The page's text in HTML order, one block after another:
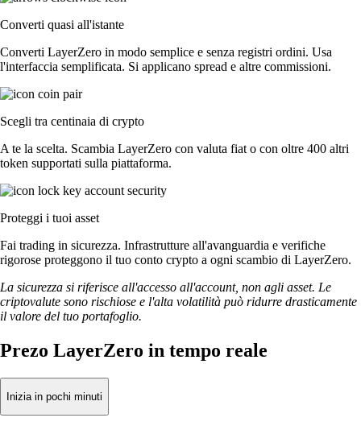
Converti quasi all'istante
Converti LayerZero in modo semplice e senza registri ordini. Usa
l'interfaccia semplificata. Si applicano spread e altre commissioni.
Scegli tra centinaia di crypto
A te la scelta. Scambia LayerZero con valuta fiat o con oltre 400 altri
token supportati sulla piattaforma.
Proteggi i tuoi asset
Fai trading in sicurezza. Infrastrutture all'avanguardia e verifiche
rigorose proteggono il tuo conto crypto a ogni scambio di LayerZero.
La sicurezza si riferisce all'accesso all'account, non agli asset. Le
criptovalute sono rischiose e l'alta volatilità può ridurre drasticamente
il valore del tuo portafoglio.
Prezo LayerZero in tempo reale
Inizia in pochi minuti